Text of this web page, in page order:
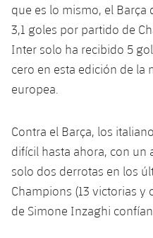
que es lo mismo, el Barça
3,1 goles por partido de
Inter solo ha recibido 5
cero en esta edición de la
europea.
Contra el Barça, los
difícil hasta ahora, con un
solo dos derrotas en los
Champions (13 victorias y
de Simone Inzaghi